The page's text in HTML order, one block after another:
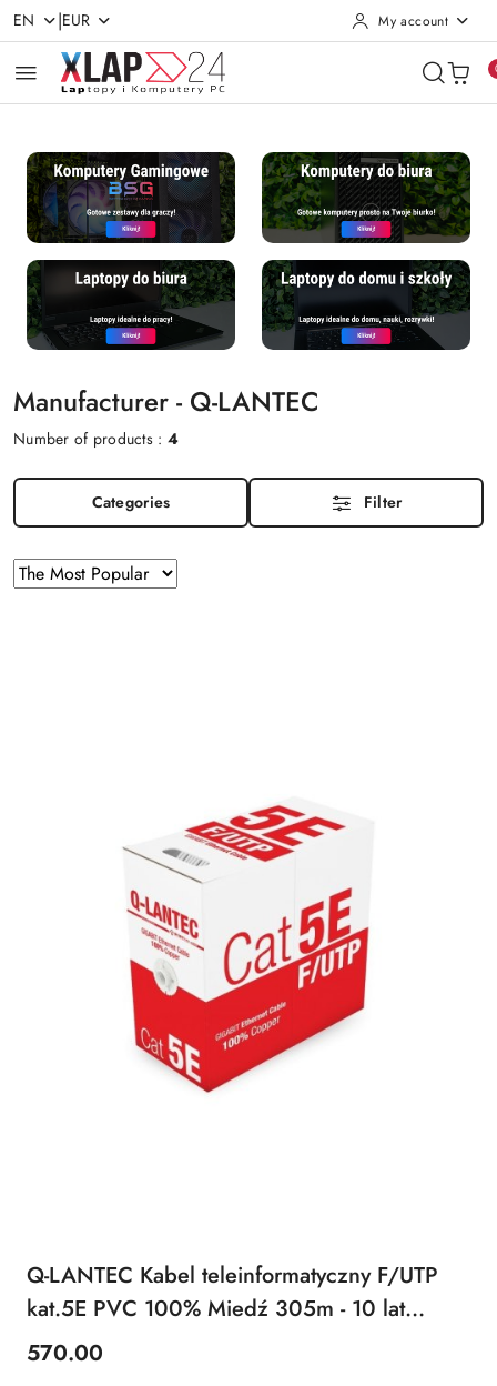
Skip to Main Content
Go to Search
Go to my account
Go to the Main Menu
Go to Footer
EN |EUR My account
Manufacturer - Q-LANTEC
Number of products : 4
Categories Filter
Sorting
applied:
Sort
by
Q-LANTEC Kabel teleinformatyczny F/UTP
kat.5E PVC 100% Miedź 305m - 10 lat
gwarancji
Price:
570.00